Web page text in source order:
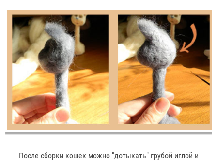
После сборки кошек можно "дотыкать" грубой иглой и